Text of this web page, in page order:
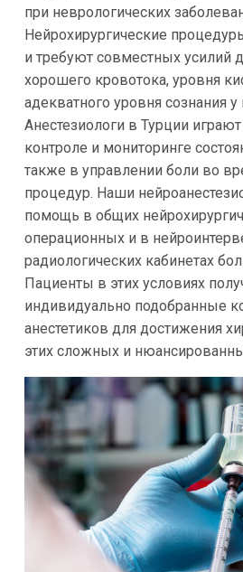
при неврологических
Нейрохирургические
и требуют совместных усилий
хорошего кровотока, уровня
адекватного уровня сознания у
Анестезиологи в Турции
контроле и мониторинге
также в управлении боли во
процедур. Наши
помощь в общих
операционных и в
радиологических кабинетах
Пациенты в этих условиях
индивидуально подобранные
анестетиков для достижения
этих сложных и